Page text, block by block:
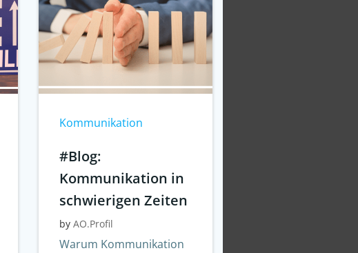
Kommunikation
#Blog:
Kommunikation in
schwierigen Zeiten
by AO.Profil
Warum Kommunikation